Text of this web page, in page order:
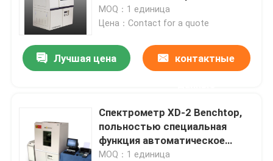
MOQ：1 единица
Цена：Contact for a quote
Лучшая цена контактные
Спектрометр XD-2 Benchtop,
польностью специальная
функция автоматическое
разностороннее XD-2 Multi-
MOQ：1 единица